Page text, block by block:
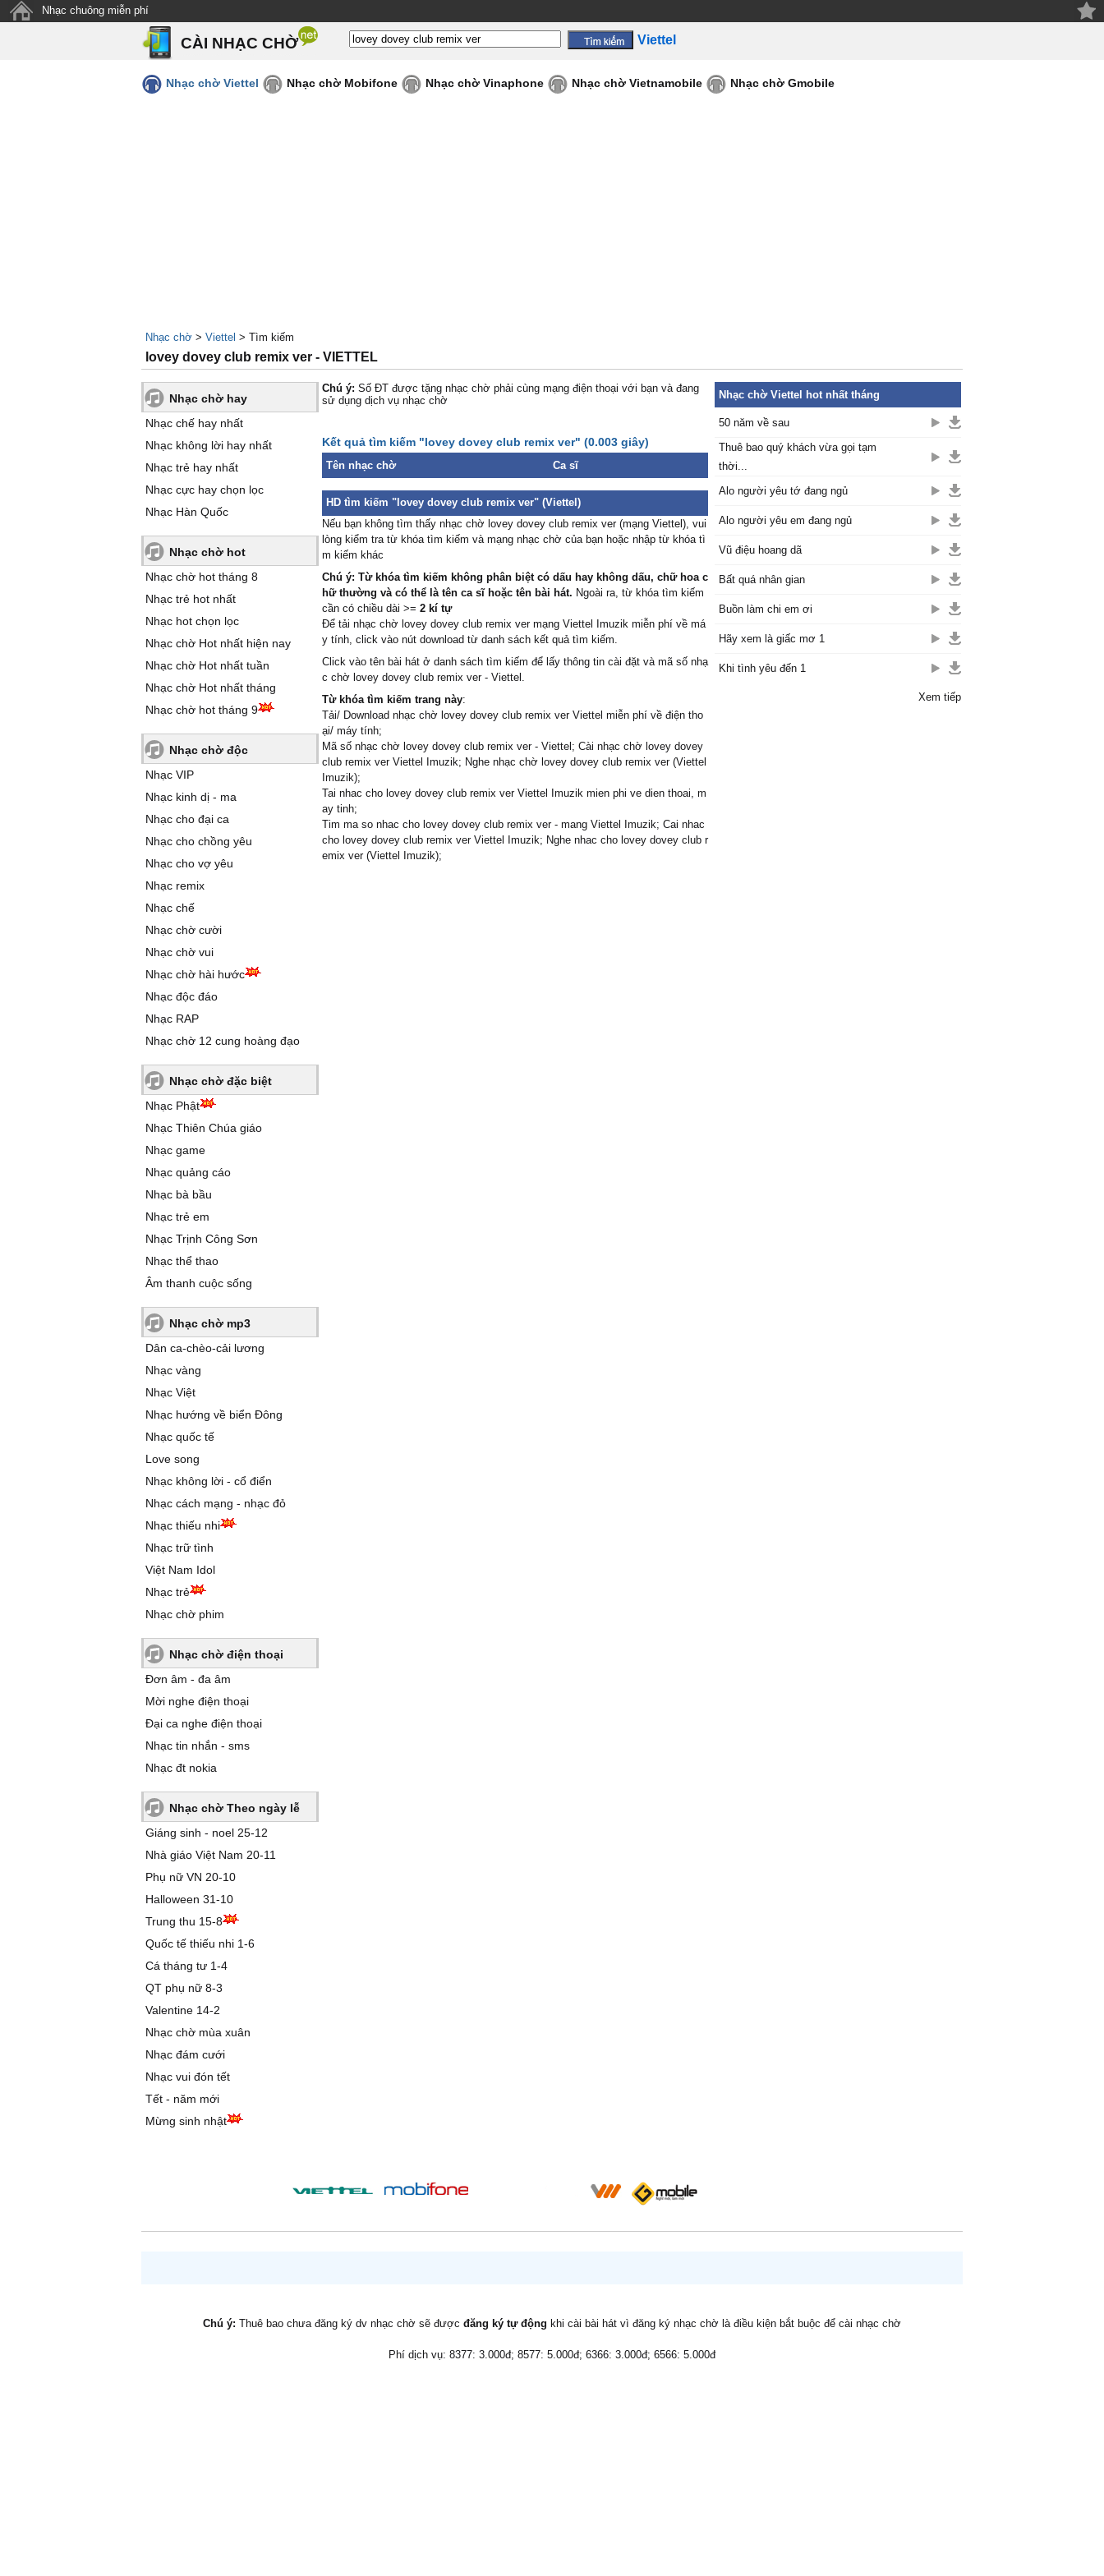
Nhạc chuông miễn phí
CÀI NHẠC CHỜ Viettel
Nhạc chờ Viettel Nhạc chờ Mobifone Nhạc chờ Vinaphone Nhạc chờ Vietnamobile Nhạc chờ Gmobile
Nhạc chờ > Viettel > Tìm kiếm
lovey dovey club remix ver - VIETTEL
Nhạc chờ hay
Nhạc chế hay nhất
Nhạc không lời hay nhất
Nhạc trẻ hay nhất
Nhạc cực hay chọn lọc
Nhạc Hàn Quốc
Nhạc chờ hot
Nhạc chờ hot tháng 8
Nhạc trẻ hot nhất
Nhạc hot chọn lọc
Nhạc chờ Hot nhất hiện nay
Nhạc chờ Hot nhất tuần
Nhạc chờ Hot nhất tháng
Nhạc chờ hot tháng 9
Nhạc chờ độc
Nhạc VIP
Nhạc kinh dị - ma
Nhạc cho đại ca
Nhạc cho chồng yêu
Nhạc cho vợ yêu
Nhạc remix
Nhạc chế
Nhạc chờ cười
Nhạc chờ vui
Nhạc chờ hài hước
Nhạc độc đáo
Nhạc RAP
Nhạc chờ 12 cung hoàng đạo
Nhạc chờ đặc biệt
Nhạc Phật
Nhạc Thiên Chúa giáo
Nhạc game
Nhạc quảng cáo
Nhạc bà bầu
Nhạc trẻ em
Nhạc Trịnh Công Sơn
Nhạc thể thao
Âm thanh cuộc sống
Nhạc chờ mp3
Dân ca-chèo-cải lương
Nhạc vàng
Nhạc Việt
Nhạc hướng về biển Đông
Nhạc quốc tế
Love song
Nhạc không lời - cổ điển
Nhạc cách mạng - nhạc đỏ
Nhạc thiếu nhi
Nhạc trữ tình
Việt Nam Idol
Nhạc trẻ
Nhạc chờ phim
Nhạc chờ điện thoại
Đơn âm - đa âm
Mời nghe điện thoại
Đại ca nghe điện thoại
Nhạc tin nhắn - sms
Nhạc đt nokia
Nhạc chờ Theo ngày lễ
Giáng sinh - noel 25-12
Nhà giáo Việt Nam 20-11
Phụ nữ VN 20-10
Halloween 31-10
Trung thu 15-8
Quốc tế thiếu nhi 1-6
Cá tháng tư 1-4
QT phụ nữ 8-3
Valentine 14-2
Nhạc chờ mùa xuân
Nhạc đám cưới
Nhạc vui đón tết
Tết - năm mới
Mừng sinh nhật
Chú ý: Số ĐT được tặng nhạc chờ phải cùng mạng điện thoại với bạn và đang
sử dụng dịch vụ nhạc chờ
Kết quả tìm kiếm "lovey dovey club remix ver" (0.003 giây)
Tên nhạc chờ Ca sĩ
HD tìm kiếm "lovey dovey club remix ver" (Viettel)
Nếu bạn không tìm thấy nhạc chờ lovey dovey club remix ver (mạng Viettel), vui
lòng kiểm tra từ khóa tìm kiếm và mạng nhạc chờ của bạn hoặc nhập từ khóa tì
m kiếm khác
Chú ý: Từ khóa tìm kiếm không phân biệt có dấu hay không dấu, chữ hoa c
hữ thường và có thể là tên ca sĩ hoặc tên bài hát. Ngoài ra, từ khóa tìm kiếm
cần có chiều dài >= 2 kí tự
Để tải nhạc chờ lovey dovey club remix ver mạng Viettel Imuzik miễn phí về má
y tính, click vào nút download từ danh sách kết quả tìm kiếm.
Click vào tên bài hát ở danh sách tìm kiếm để lấy thông tin cài đặt và mã số nhạ
c chờ lovey dovey club remix ver - Viettel.
Từ khóa tìm kiếm trang này:
Tải/ Download nhạc chờ lovey dovey club remix ver Viettel miễn phí về điện tho
ại/ máy tính;
Mã số nhạc chờ lovey dovey club remix ver - Viettel; Cài nhạc chờ lovey dovey
club remix ver Viettel Imuzik; Nghe nhạc chờ lovey dovey club remix ver (Viettel
Imuzik);
Tai nhac cho lovey dovey club remix ver Viettel Imuzik mien phi ve dien thoai, m
ay tinh;
Tim ma so nhac cho lovey dovey club remix ver - mang Viettel Imuzik; Cai nhac
cho lovey dovey club remix ver Viettel Imuzik; Nghe nhac cho lovey dovey club r
emix ver (Viettel Imuzik);
Nhạc chờ Viettel hot nhất tháng
50 năm về sau
Thuê bao quý khách vừa gọi tạm
thời...
Alo người yêu tớ đang ngủ
Alo người yêu em đang ngủ
Vũ điệu hoang dã
Bất quá nhân gian
Buồn làm chi em ơi
Hãy xem là giấc mơ 1
Khi tình yêu đến 1
Xem tiếp
Chú ý: Thuê bao chưa đăng ký dv nhạc chờ sẽ được đăng ký tự động khi cài bài hát vì đăng ký nhạc chờ là điều kiện bắt buộc để cài nhạc chờ
Phí dịch vụ: 8377: 3.000đ; 8577: 5.000đ; 6366: 3.000đ; 6566: 5.000đ